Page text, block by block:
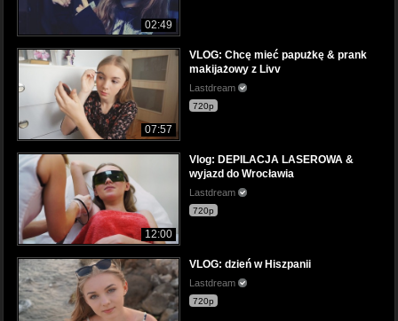
02:49
07:57
VLOG: Chcę mieć papużkę & prank
makijażowy z Livv
Lastdream
720p
12:00
Vlog: DEPILACJA LASEROWA &
wyjazd do Wrocławia
Lastdream
720p
VLOG: dzień w Hiszpanii
Lastdream
720p